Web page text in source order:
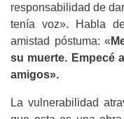
responsabilidad de
tenía voz». Habla
amistad póstuma: «
su muerte. Empecé
amigos».
La vulnerabilidad